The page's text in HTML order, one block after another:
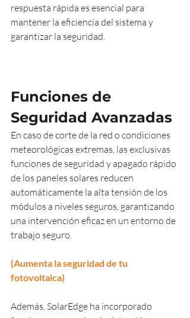
respuesta rápida es esencial para
mantener la eficiencia del sistema y
garantizar la seguridad.
Funciones de
Seguridad Avanzadas
En caso de corte de la red o condiciones
meteorológicas extremas, las exclusivas
funciones de seguridad y apagado rápido
de los paneles solares reducen
automáticamente la alta tensión de los
módulos a niveles seguros, garantizando
una intervención eficaz en un entorno de
trabajo seguro.
(Aumenta la seguridad de tu
fotovoltaica)
Además, SolarEdge ha incorporado